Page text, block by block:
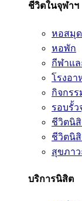
ชีวิตในจุฬาฯ
หอสมุ
หอพัก
กีฬาแ
โรงอา
กิจกร
รอบรั้ว
ชีวิตนิสิ
ชีวิตนิสิ
สุขภา
บริการนิสิต